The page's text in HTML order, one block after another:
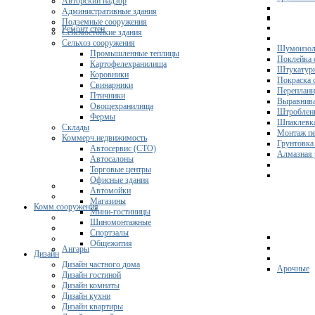
Ремонт стен
Поклейка
Покраска
Монтаж
Грунтовка
Алмазная
Комм.сооружения
Ангары
Арочные
Административные здания
Подземные сооружения
Сейсмостойкие здания
Сельхоз сооружения
Промышленные теплицы
Картофелехранилища
Коровники
Свинарники
Птичники
Овощехранилища
Фермы
Склады
Коммерч.недвижимость
Автосервис (СТО)
Автосалоны
Торговые центры
Офисные здания
Автомойки
Магазины
Мини-гостиницы
Шиномонтажные
Спортзалы
Общежития
Дизайн
Дизайн частного дома
Дизайн гостиной
Дизайн комнаты
Дизайн кухни
Дизайн квартиры